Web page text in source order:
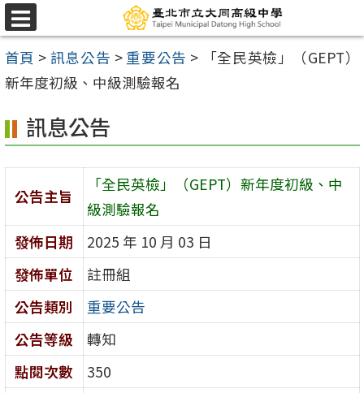
跳
至
主
要
容
區
選
單
首頁 > 訊息公告 > 重要公告 >
「全民英檢」（GEPT）
新年度初級、中級測驗報名
訊息公告
公告主旨
「全民英檢」（GEPT）新年度初級、中
級測驗報名
發佈日期
2025 年 10 月 03 日
發佈單位
註冊組
公告類別
重要公告
公告等級
轉知
點閱次數
350